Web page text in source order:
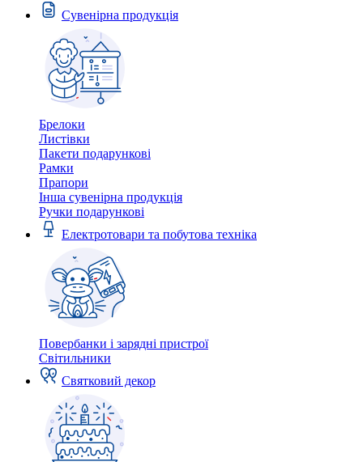
Сувенірна продукція
Брелоки
Листівки
Пакети подарункові
Рамки
Прапори
Інша сувенірна продукція
Ручки подарункові
Електротовари та побутова техніка
Повербанки і зарядні пристрої
Світильники
Святковий декор